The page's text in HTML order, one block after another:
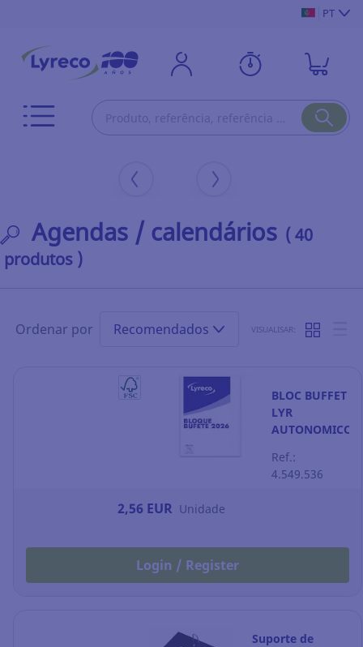
PT
Agendas / calendários ( 40
produtos )
Ordenar por Recomendados VISUALISAR:
BLOC BUFFET
LYR
AUTONOMICO
Ref.:
4.549.536
2,56 EUR Unidade
Login / Register
Suporte de